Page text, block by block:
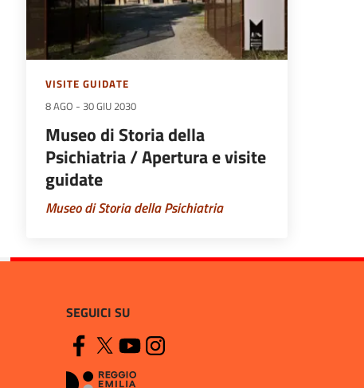
VISITE GUIDATE
8 AGO - 30 GIU 2030
Museo di Storia della
Psichiatria / Apertura e visite
guidate
Museo di Storia della Psichiatria
SEGUICI SU